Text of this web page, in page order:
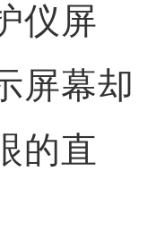
仪屏
屏幕却
的直